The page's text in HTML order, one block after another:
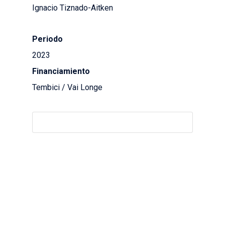
Ignacio Tiznado-Aitken
Periodo
2023
Financiamiento
Tembici / Vai Longe